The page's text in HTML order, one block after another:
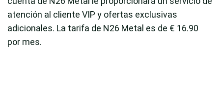
atención al cliente VIP y ofertas exclusivas
adicionales. La tarifa de N26 Metal es de € 16.90
por mes.